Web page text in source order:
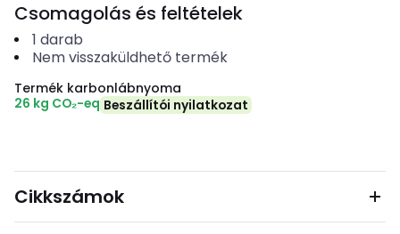
Csomagolás és feltételek
1 darab
Nem visszaküldhető termék
Termék karbonlábnyoma
26 kg CO₂-eq Beszállítói nyilatkozat
Cikkszámok